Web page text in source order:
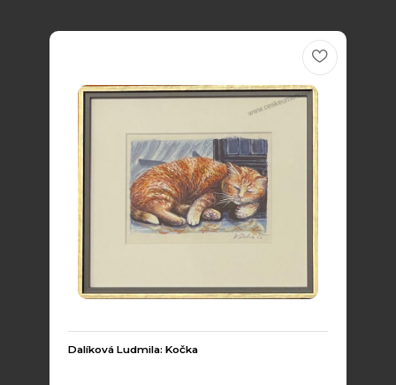
Dalíková Ludmila: Kočka